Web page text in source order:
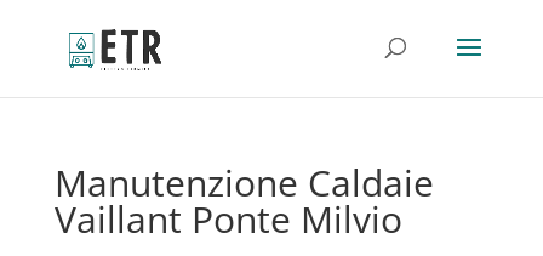
Manutenzione Caldaie
Vaillant Ponte Milvio